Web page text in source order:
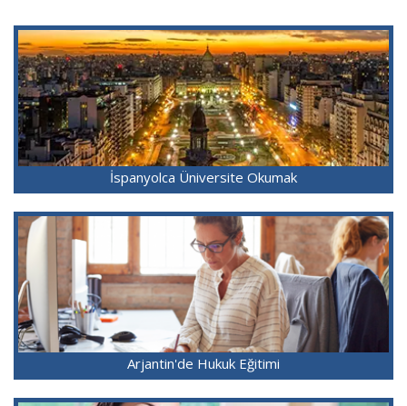
İspanyolca Üniversite Okumak
Arjantin'de Hukuk Eğitimi